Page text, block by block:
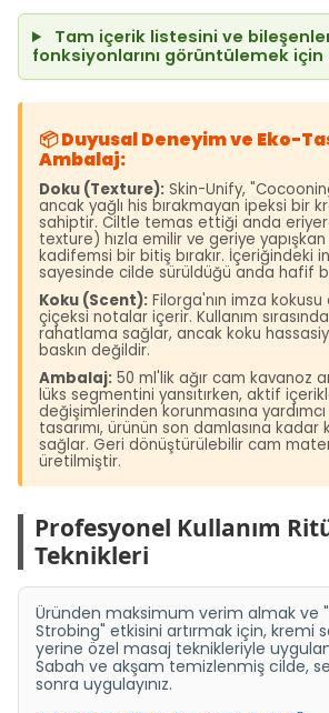
Tam içerik listesini ve
fonksiyonlarını görüntülemek için
📦 Duyusal Deneyim ve Eko-
Ambalaj:
Doku (Texture): Skin-Unify,
ancak yağlı his bırakmayan ipeksi bir
sahiptir. Ciltle temas ettiği anda
texture) hızla emilir ve geriye
kadifemsi bir bitiş bırakır. İçeriğindeki
sayesinde cilde sürüldüğü anda hafif bir
Koku (Scent): Filorga'nın imza
çiçeksi notalar içerir. Kullanım
rahatlama sağlar, ancak koku
baskın değildir.
Ambalaj: 50 ml'lik ağır cam kavanoz
lüks segmentini yansıtırken, aktif
değişimlerinden korunmasına yardımcı
tasarımı, ürünün son damlasına kadar
sağlar. Geri dönüştürülebilir cam
üretilmiştir.
Profesyonel Kullanım
Teknikleri
Üründen maksimum verim almak ve
Strobing" etkisini artırmak için, kremi
yerine özel masaj teknikleriyle
Sabah ve akşam temizlenmiş cilde,
sonra uygulayınız.